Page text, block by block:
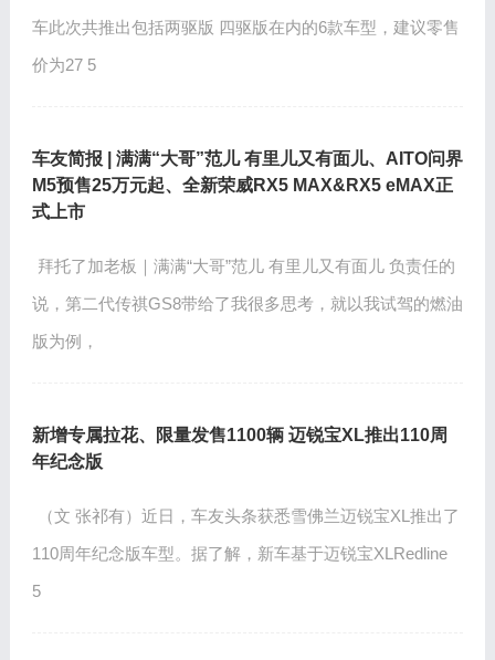
车此次共推出包括两驱版 四驱版在内的6款车型，建议零售
价为27 5
车友简报 | 满满“大哥”范儿 有里儿又有面儿、AITO问界
M5预售25万元起、全新荣威RX5 MAX&RX5 eMAX正
式上市
拜托了加老板｜满满“大哥”范儿 有里儿又有面儿 负责任的
说，第二代传祺GS8带给了我很多思考，就以我试驾的燃油
版为例，
新增专属拉花、限量发售1100辆 迈锐宝XL推出110周
年纪念版
（文 张祁有）近日，车友头条获悉雪佛兰迈锐宝XL推出了
110周年纪念版车型。据了解，新车基于迈锐宝XLRedline
5